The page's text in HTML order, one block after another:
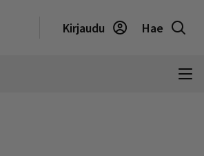
Kirjaudu Hae